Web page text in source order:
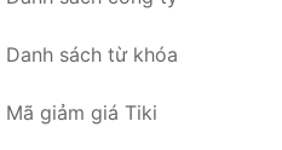
Danh sách từ khóa
Mã giảm giá Tiki